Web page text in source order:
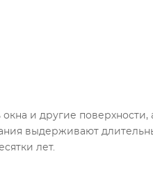
и другие поверхности,
выдерживают
лет.